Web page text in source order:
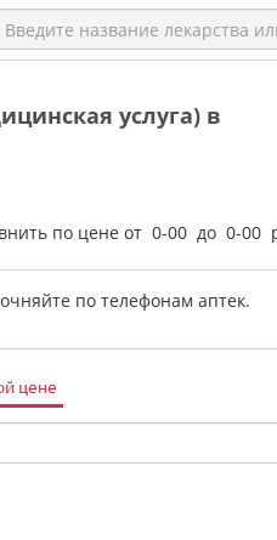
услуга) в
по цене от 0-00 до 0-00
по телефонам аптек.
цене